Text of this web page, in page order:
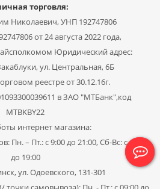
торговля:
Николаевич, УНП 192747806
от 24 августа 2022 года,
Юридический адрес:
ул. Центральная, 6Б
реестре от 30.12.16г.
в ЗАО "МТБанк",код
MTBKBY22
интернет магазина:
Пн. – Пт.: с 9:00 до 21:00, Сб-Вс: с 11:00
до 19:00
ул. Одоевского, 131-301